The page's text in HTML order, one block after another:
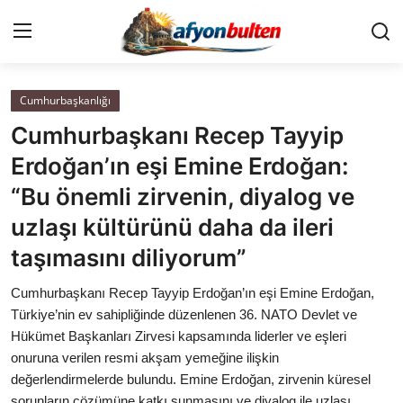
Anasayfa
Cumhurbaşkanlığı
Genel Merkez
Büyükşehir ve İller
Valilikler
Gallery
Bakanlıklar
Cumhurbaşkanlığı
Cumhurbaşkanı Recep Tayyip
Erdoğan’ın eşi Emine Erdoğan:
“Bu önemli zirvenin, diyalog ve
uzlaşı kültürünü daha da ileri
taşımasını diliyorum”
Cumhurbaşkanı Recep Tayyip Erdoğan’ın eşi Emine Erdoğan,
Türkiye’nin ev sahipliğinde düzenlenen 36. NATO Devlet ve
Hükümet Başkanları Zirvesi kapsamında liderler ve eşleri
onuruna verilen resmi akşam yemeğine ilişkin
değerlendirmelerde bulundu. Emine Erdoğan, zirvenin küresel